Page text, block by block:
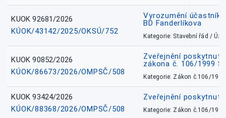
KUOK 92681/2026
KÚOK/43142/2025/OKSÚ/752
Vyrozumění
BD Fanderlíkova
Kategorie: Stavební řád /
KUOK 90852/2026
KÚOK/86673/2026/OMPSČ/508
Zveřejnění
zákona č. 106/1999
Kategorie: Zákon č.106/1999
KUOK 93424/2026
KÚOK/88368/2026/OMPSČ/508
Zveřejnění
Kategorie: Zákon č.106/1999